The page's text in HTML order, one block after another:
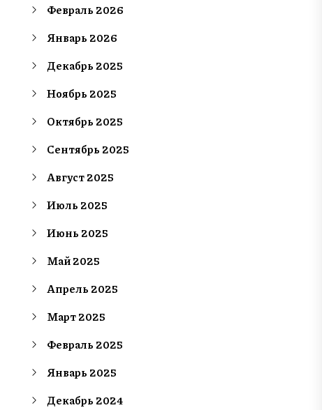
Февраль 2026
Январь 2026
Декабрь 2025
Ноябрь 2025
Октябрь 2025
Сентябрь 2025
Август 2025
Июль 2025
Июнь 2025
Май 2025
Апрель 2025
Март 2025
Февраль 2025
Январь 2025
Декабрь 2024